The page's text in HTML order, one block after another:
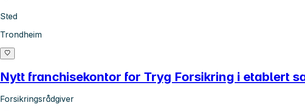
Sted
Trondheim
Nytt franchisekontor for Tryg Forsikring i etablert
Forsikringsrådgiver